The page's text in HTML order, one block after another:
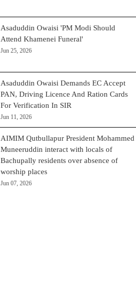
Asaduddin Owaisi 'PM Modi Should
Attend Khamenei Funeral'
Jun 25, 2026
Asaduddin Owaisi Demands EC Accept
PAN, Driving Licence And Ration Cards
For Verification In SIR
Jun 11, 2026
AIMIM Qutbullapur President Mohammed
Muneeruddin interact with locals of
Bachupally residents over absence of
worship places
Jun 07, 2026